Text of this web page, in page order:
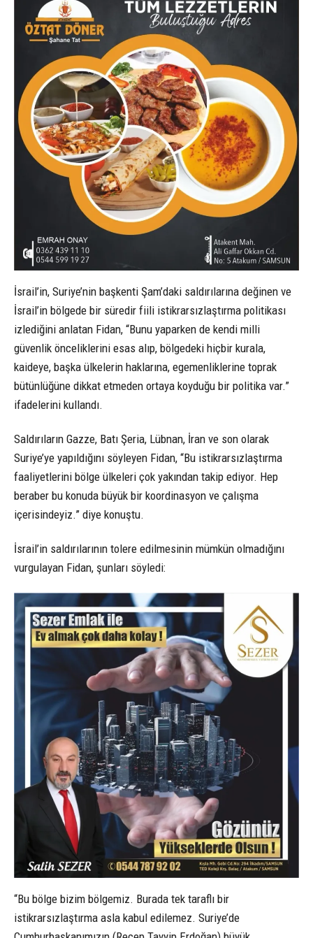
İsrail’in, Suriye’nin başkenti Şam’daki saldırılarına değinen ve
İsrail’in bölgede bir süredir fiili istikrarsızlaştırma politikası
izlediğini anlatan Fidan, “Bunu yaparken de kendi milli
güvenlik önceliklerini esas alıp, bölgedeki hiçbir kurala,
kaideye, başka ülkelerin haklarına, egemenliklerine toprak
bütünlüğüne dikkat etmeden ortaya koyduğu bir politika var.”
ifadelerini kullandı.
Saldırıların Gazze, Batı Şeria, Lübnan, İran ve son olarak
Suriye’ye yapıldığını söyleyen Fidan, “Bu istikrarsızlaştırma
faaliyetlerini bölge ülkeleri çok yakından takip ediyor. Hep
beraber bu konuda büyük bir koordinasyon ve çalışma
içerisindeyiz.” diye konuştu.
İsrail’in saldırılarının tolere edilmesinin mümkün olmadığını
vurgulayan Fidan, şunları söyledi:
“Bu bölge bizim bölgemiz. Burada tek taraflı bir
istikrarsızlaştırma asla kabul edilemez. Suriye’de